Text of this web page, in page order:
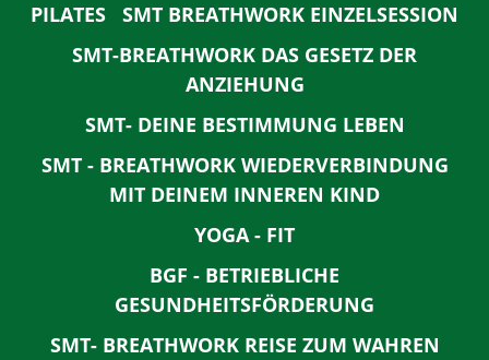
PILATES
SMT BREATHWORK EINZELSESSION
SMT-BREATHWORK DAS GESETZ DER
ANZIEHUNG
SMT- DEINE BESTIMMUNG LEBEN
SMT - BREATHWORK WIEDERVERBINDUNG
MIT DEINEM INNEREN KIND
YOGA - FIT
BGF - BETRIEBLICHE
GESUNDHEITSFÖRDERUNG
SMT- BREATHWORK REISE ZUM WAHREN